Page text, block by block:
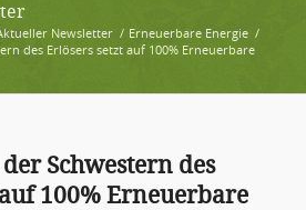
Newsletter / Erneuerbare Energie /
des Erlösers setzt auf 100% Erneuerbare
Schwestern des
100% Erneuerbare